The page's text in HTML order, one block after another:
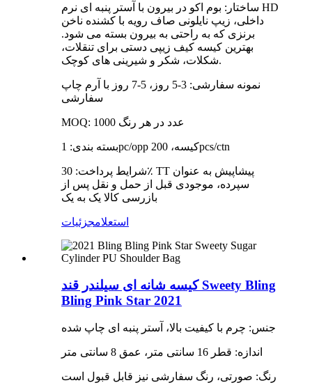
ساختار: بوم اکو در بیرون با آستر پنبه ای نرم HD
داخلی، زیپ نایلونی صاف رویه با کشنده ناخن
برنزی که به راحتی به بیرون بسته می شود.
بهترین کیسه کیف زیپی دستی برای تنقلات،
شکلات، شکر و شیرینی های کوچک.
نمونه سفارشی: 3-5 روز، 5-7 روز با آرم چاپ
سفارشی
MOQ: 1000 عدد در هر رنگ
بسته بندی: 1pc/opp کیسه، 200pcs/ctn
شرایط پرداخت: 30٪ TT پیشاپیش به عنوان
سپرده، موجودی قبل از حمل و نقل پس از
بازرسی کالا یک به یک
استعلامجزئیات
کیسه شانه ای سیلندر قند Sweety Bling
Bling Pink Star 2021
جنس: چرم با کیفیت بالا، آستر پنبه ای چاپ شده
اندازه: قطر 16 سانتی متر، عمق 8 سانتی متر
رنگ: صورتی، رنگ سفارشی نیز قابل قبول است